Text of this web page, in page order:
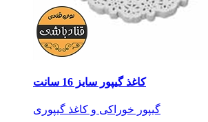
کاغذ گیپور سایز 16 سانت
گیپور خوراکی و کاغذ گیپوری